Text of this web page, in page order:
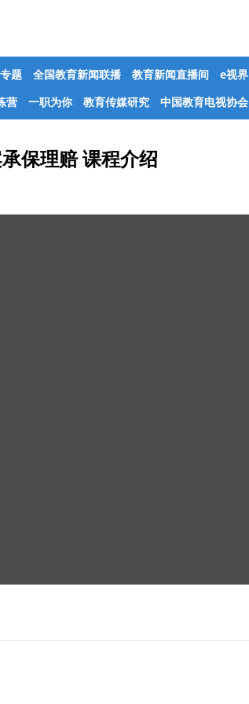
专题 全国教育新闻联播 教育新闻直播间 e视界
营 一职为你 教育传媒研究 中国教育电视协会
保理赔 课程介绍